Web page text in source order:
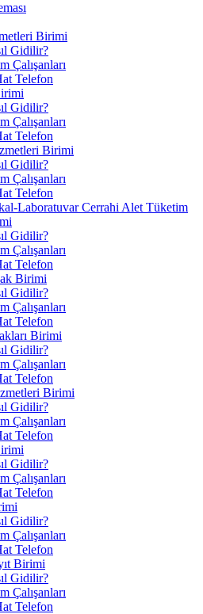
Birimi
Gidilir?
Çalışanları
Telefon
Gidilir?
Çalışanları
Telefon
Birimi
Gidilir?
Çalışanları
Telefon
Laboratuvar Cerrahi Alet Tüketim
Gidilir?
Çalışanları
Telefon
Birimi
Gidilir?
Çalışanları
Telefon
Birimi
Gidilir?
Çalışanları
Telefon
Birimi
Gidilir?
Çalışanları
Telefon
Gidilir?
Çalışanları
Telefon
Gidilir?
Çalışanları
Telefon
Birimi
Gidilir?
Çalışanları
Telefon